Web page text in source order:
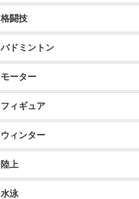
格闘技
バドミントン
モーター
フィギュア
ウィンター
陸上
水泳